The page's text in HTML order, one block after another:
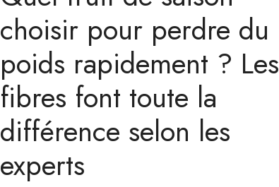
choisir pour perdre du
poids rapidement ? Les
fibres font toute la
différence selon les
experts